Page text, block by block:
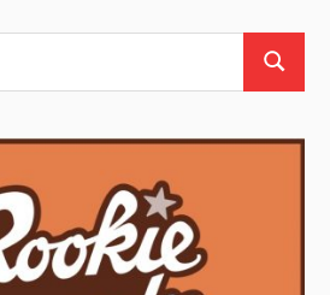
Suchen